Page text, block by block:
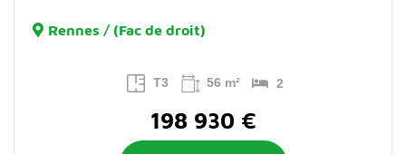
Rennes / (Fac de droit)
T3 56 m² 2
198 930 €